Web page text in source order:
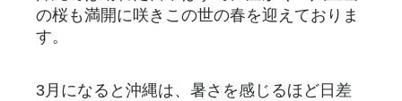
の桜も満開に咲きこの世の春を迎えておりま
す。
3月になると沖縄は、暑さを感じるほど日差